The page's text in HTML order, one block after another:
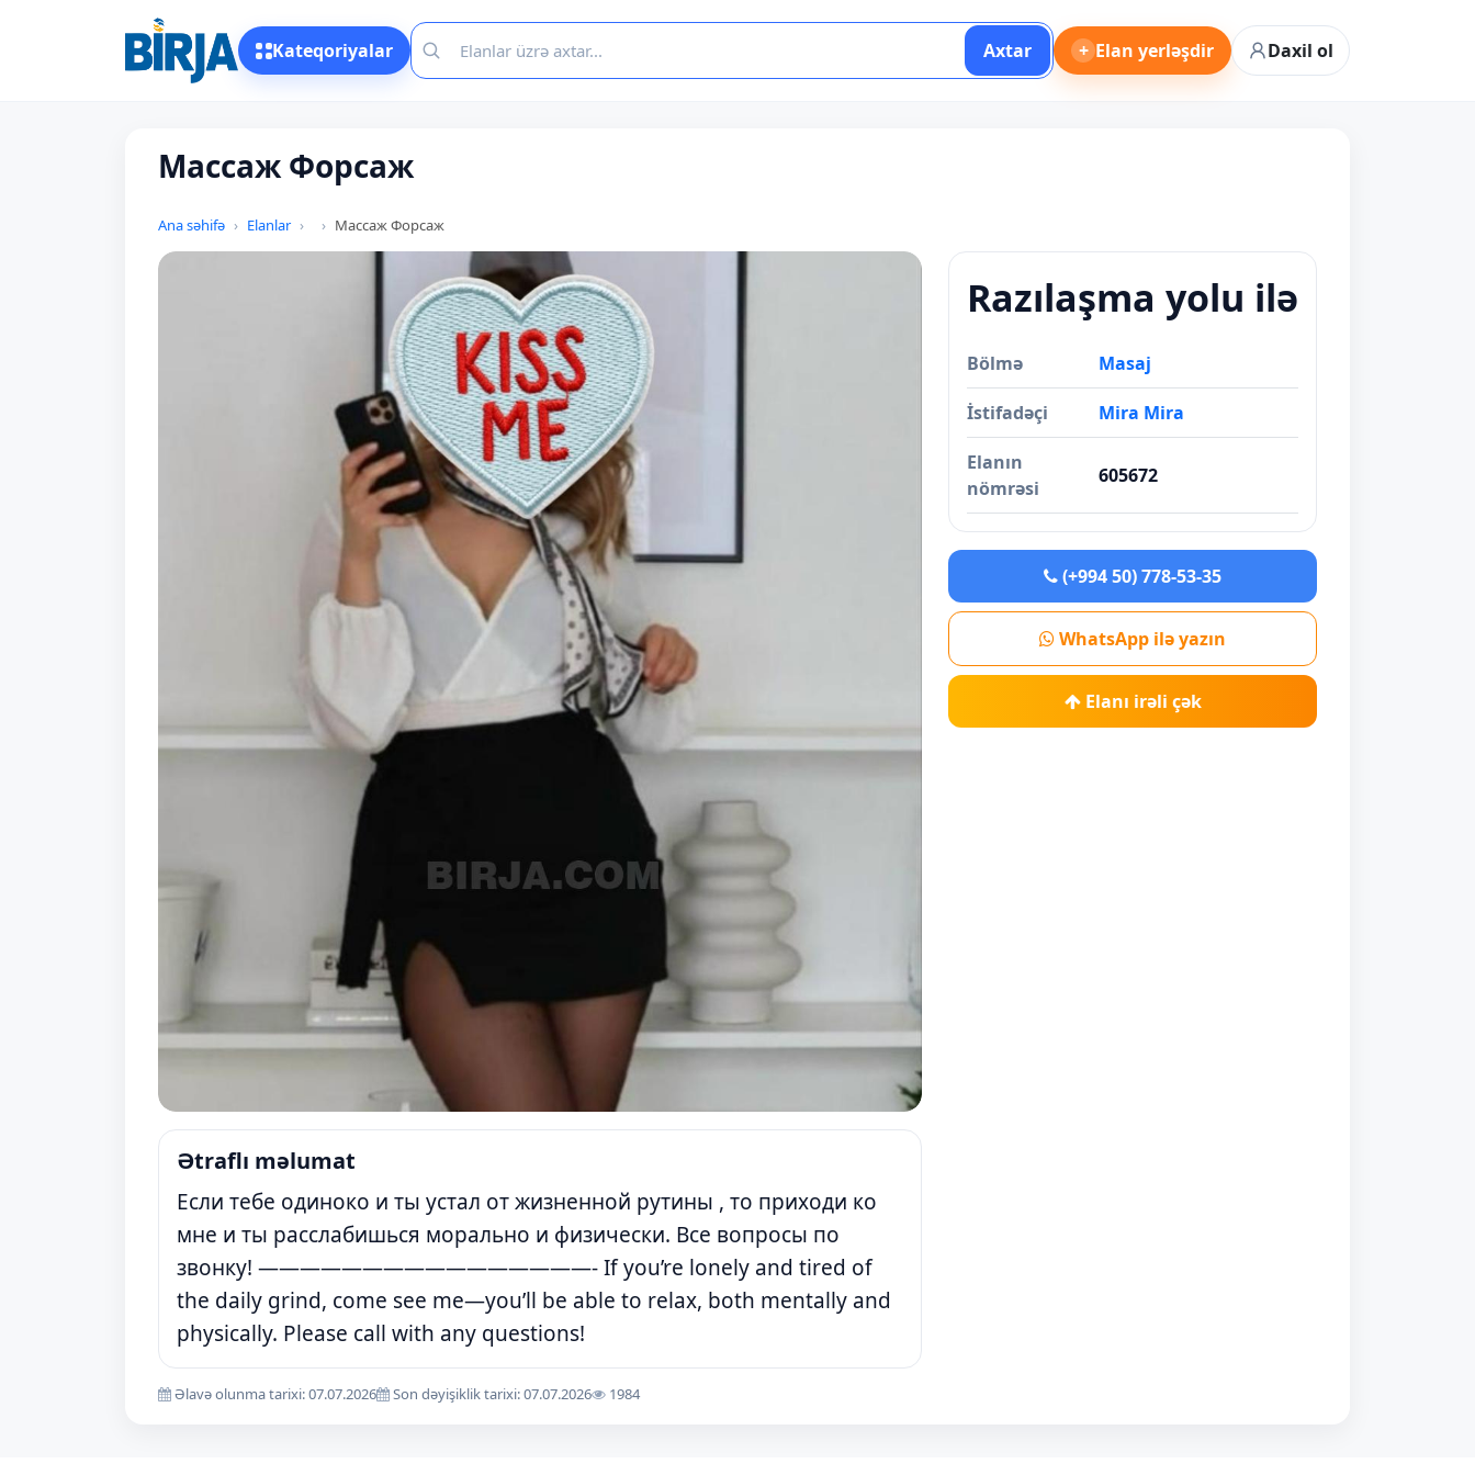
Kateqoriyalar Axtar + Elan yerləşdir Daxil ol
Массаж Форсаж
Ana səhifə Elanlar Массаж Форсаж
Ətraflı məlumat
Если тебе одиноко и ты устал от жизненной рутины , то приходи ко
мне и ты расслабишься морально и физически. Все вопросы по
звонку! ————————————————- If you’re lonely and tired of
the daily grind, come see me—you’ll be able to relax, both mentally and
physically. Please call with any questions!
Əlavə olunma tarixi: 07.07.2026 Son dəyişiklik tarixi: 07.07.2026 1984
Razılaşma yolu ilə
Bölmə Masaj
İstifadəçi Mira Mira
Elanın
nömrəsi
605672
(+994 50) 778-53-35
WhatsApp ilə yazın
Elanı irəli çək